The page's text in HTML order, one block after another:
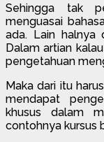
Sehingga tak
menguasai
ada. Lain halnya
Dalam artian
pengetahuan
Maka dari itu
mendapat
khusus dalam
contohnya kursus